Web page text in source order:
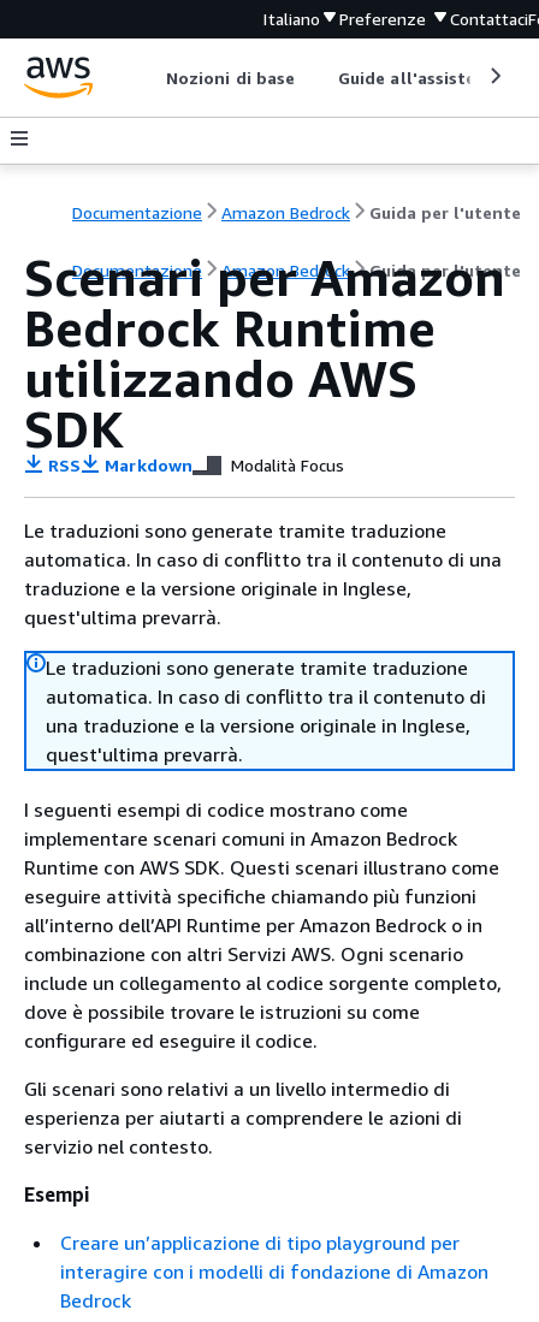
Italiano Preferenze Contattaci
Nozioni di base Guide all'assistenza
Documentazione Amazon Bedrock Guida per l'utente
Documentazione Amazon Bedrock Guida per l'utente
Scenari per Amazon
Bedrock Runtime
utilizzando AWS
SDK
RSS Markdown Modalità Focus
Le traduzioni sono generate tramite traduzione
automatica. In caso di conflitto tra il contenuto di una
traduzione e la versione originale in Inglese,
quest'ultima prevarrà.
Le traduzioni sono generate tramite traduzione
automatica. In caso di conflitto tra il contenuto di
una traduzione e la versione originale in Inglese,
quest'ultima prevarrà.
I seguenti esempi di codice mostrano come
implementare scenari comuni in Amazon Bedrock
Runtime con AWS SDK. Questi scenari illustrano come
eseguire attività specifiche chiamando più funzioni
all’interno dell’API Runtime per Amazon Bedrock o in
combinazione con altri Servizi AWS. Ogni scenario
include un collegamento al codice sorgente completo,
dove è possibile trovare le istruzioni su come
configurare ed eseguire il codice.
Gli scenari sono relativi a un livello intermedio di
esperienza per aiutarti a comprendere le azioni di
servizio nel contesto.
Esempi
Creare un’applicazione di tipo playground per
interagire con i modelli di fondazione di Amazon
Bedrock